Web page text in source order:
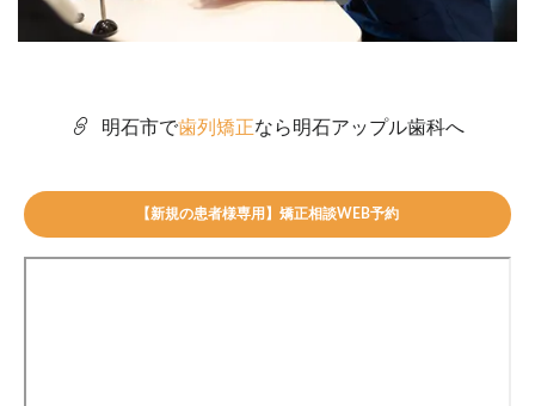
明石市で歯列矯正なら明石アップル歯科へ
【新規の患者様専用】矯正相談WEB予約